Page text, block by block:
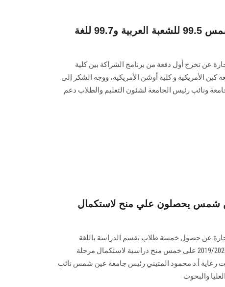
إعلان نتائج تجارة عين شمس 99.5 للشعبة العربية و99.7 للغة
عن تخرج أول دفعة من برنامج الشراكة بين كلية
الأمريكية و كلية أوشن الأمريكية، ووجه الشكر إلى
ونائب رئيس الجامعة لشئون التعليم والطلاب دعم
شمس يحصلون علي منح لاستكمال
عن حصول خمسة طلاب بقسم الدراسة باللغة
الفرنسية بالكلية للعام الدراسي 2019/2020 على خمس منح دراسية لاستكمال مرحلة
رعاية أ.د محمود المتيني رئيس جامعة عين شمس نائب
والبحوث